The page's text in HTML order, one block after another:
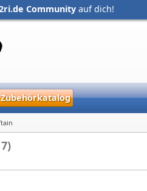
Community auf dich!
Zubehörkatalog